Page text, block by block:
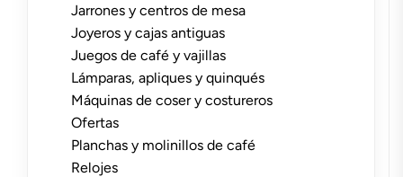
Jarrones y centros de mesa
Joyeros y cajas antiguas
Juegos de café y vajillas
Lámparas, apliques y quinqués
Máquinas de coser y costureros
Ofertas
Planchas y molinillos de café
Relojes